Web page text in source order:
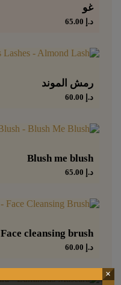
غو
د.إ
رمش الموند
د.إ
Blush me blush
د.إ
Face cleansing brush
د.إ
×